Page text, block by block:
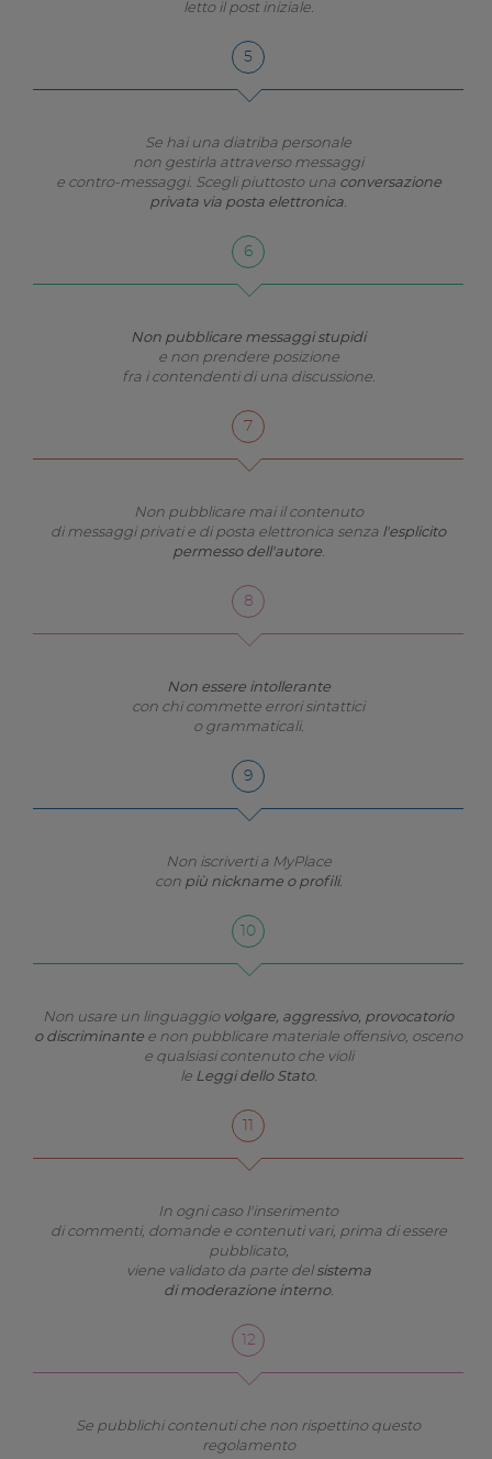
letto il post iniziale.
Se hai una diatriba personale
non gestirla attraverso messaggi
e contro-messaggi. Scegli piuttosto una conversazione
privata via posta elettronica.
Non pubblicare messaggi stupidi
e non prendere posizione
fra i contendenti di una discussione.
Non pubblicare mai il contenuto
di messaggi privati e di posta elettronica senza l'esplicito
permesso dell'autore.
Non essere intollerante
con chi commette errori sintattici
o grammaticali.
Non iscriverti a MyPlace
con più nickname o profili.
Non usare un linguaggio volgare, aggressivo, provocatorio
o discriminante e non pubblicare materiale offensivo, osceno
e qualsiasi contenuto che violi
le Leggi dello Stato.
In ogni caso l'inserimento
di commenti, domande e contenuti vari, prima di essere
pubblicato,
viene validato da parte del sistema
di moderazione interno.
Se pubblichi contenuti che non rispettino questo
regolamento